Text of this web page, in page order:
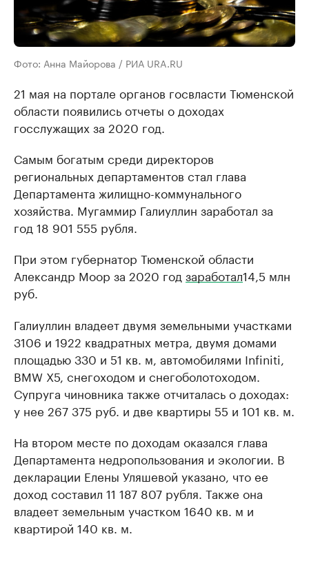
Фото: Анна Майорова / РИА URA.RU
21 мая на портале органов госвласти Тюменской
области появились отчеты о доходах
госслужащих за 2020 год.
Самым богатым среди директоров
региональных департаментов стал глава
Департамента жилищно-коммунального
хозяйства. Мугаммир Галиуллин заработал за
год 18 901 555 рубля.
При этом губернатор Тюменской области
Александр Моор за 2020 год заработал14,5 млн
руб.
Галиуллин владеет двумя земельными участками
3106 и 1922 квадратных метра, двумя домами
площадью 330 и 51 кв. м, автомобилями Infiniti,
BMW X5, снегоходом и снегоболотоходом.
Супруга чиновника также отчиталась о доходах:
у нее 267 375 руб. и две квартиры 55 и 101 кв. м.
На втором месте по доходам оказался глава
Департамента недропользования и экологии. В
декларации Елены Уляшевой указано, что ее
доход составил 11 187 807 рубля. Также она
владеет земельным участком 1640 кв. м и
квартирой 140 кв. м.